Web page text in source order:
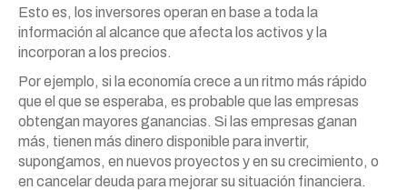
Esto es, los inversores operan en base a toda la
información al alcance que afecta los activos y la
incorporan a los precios.
Por ejemplo, si la economía crece a un ritmo más rápido
que el que se esperaba, es probable que las empresas
obtengan mayores ganancias. Si las empresas ganan
más, tienen más dinero disponible para invertir,
supongamos, en nuevos proyectos y en su crecimiento, o
en cancelar deuda para mejorar su situación financiera.